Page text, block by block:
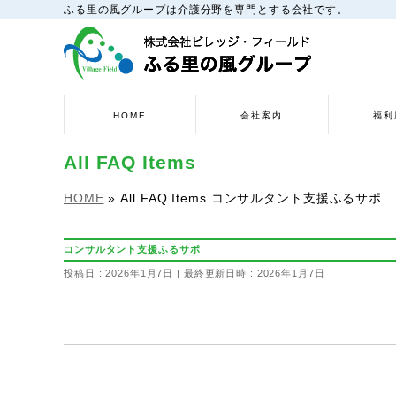
ふる里の風グループは介護分野を専門とする会社です。
HOME 会社案内 福利
All FAQ Items
HOME » All FAQ Items コンサルタント支援ふるサポ
コンサルタント支援ふるサポ
投稿日 : 2026年1月7日 最終更新日時 : 2026年1月7日